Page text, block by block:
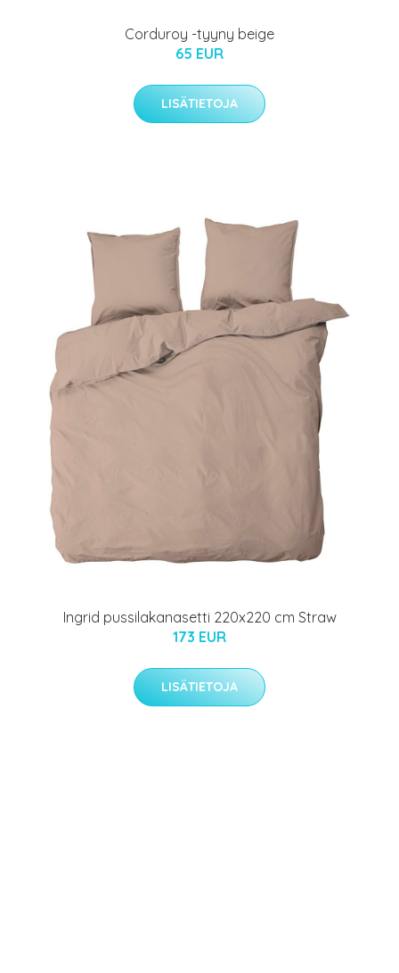
Corduroy -tyyny beige
65 EUR
LISÄTIETOJA
Ingrid pussilakanasetti 220x220 cm Straw
173 EUR
LISÄTIETOJA